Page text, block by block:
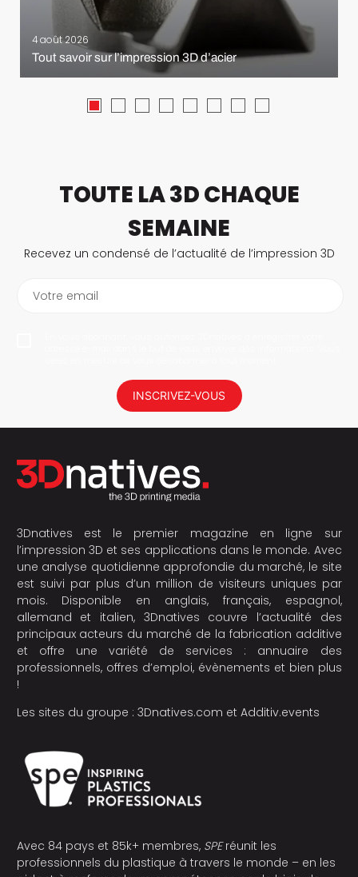
4 août 2026
Tout savoir sur l’impression 3D d’acier
TOUTE LA 3D CHAQUE
SEMAINE
Recevez un condensé de l’actualité de l’impression 3D
Votre email
INSCRIVEZ-VOUS
3Dnatives est le premier magazine en ligne sur
l’impression 3D et ses applications dans le monde. Avec
une analyse quotidienne approfondie du marché, le site
est suivi par plus d’un million de visiteurs uniques par
mois. Disponible en anglais, français, espagnol,
allemand et italien, 3Dnatives couvre l’actualité des
principaux acteurs du marché de la fabrication additive
et offre une variété de services : annuaire des
professionnels, offres d’emploi, évènements et bien plus
!
Les sites du groupe : 3Dnatives.com et Additiv.events
Avec 84 pays et 85k+ membres, SPEréunit les
professionnels du plastique à travers le monde – en les